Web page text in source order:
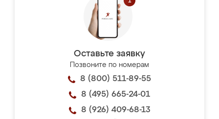
Оставьте заявку
Позвоните по номерам
8 (800) 511-89-55
8 (495) 665-24-01
8 (926) 409-68-13